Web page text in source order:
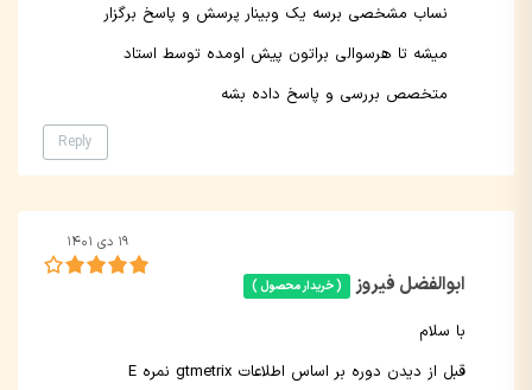
Reply
نساب مشخصی برسه یک وبینار پرسش و پاسخ برگزار
میشه تا هرسوالی براتون پیش اومده توسط استاد
متخصص بررسی و پاسخ داده بشه
ابوالفضل فیروز ( خریدار محصول )
۱۹ دی ۱۴۰۱
با سلام
قبل از دیدن دوره بر اساس اطلاعات gtmetrix نمره E